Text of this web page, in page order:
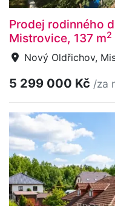
Prodej rodinného
Mistrovice, 137 m2
Nový Oldřichov,
5 299 000 Kč /za